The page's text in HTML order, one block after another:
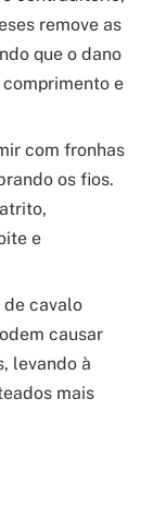
remove as
que o dano
e
com fronhas
os fios.
e
de cavalo
causar
levando à
mais